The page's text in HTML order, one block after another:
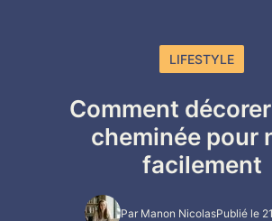
LIFESTYLE
Comment
cheminée pour
facilement
Par Manon NicolasPublié le